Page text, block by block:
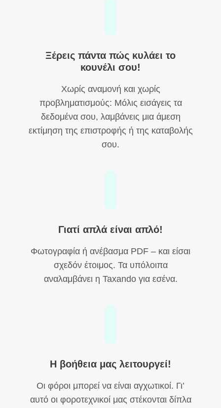
Ξέρεις πάντα πώς κυλάει το
κουνέλι σου!
Χωρίς αναμονή και χωρίς
προβληματισμούς: Μόλις εισάγεις τα
δεδομένα σου, λαμβάνεις μια άμεση
εκτίμηση της επιστροφής ή της καταβολής
σου.
Γιατί απλά είναι απλό!
Φωτογραφία ή ανέβασμα PDF – και είσαι
σχεδόν έτοιμος. Τα υπόλοιπα
αναλαμβάνει η Taxando για εσένα.
Η βοήθεια μας λειτουργεί!
Οι φόροι μπορεί να είναι αγχωτικοί. Γι’
αυτό οι φοροτεχνικοί μας στέκονται δίπλα